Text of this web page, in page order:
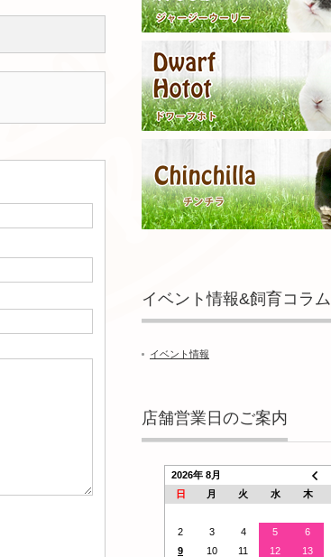
イベント情報&飼育コラム
イベント情報
店舗営業日のご案内
2026年 8月
日
月 火 水 木
2
3 4 5 6
9
10 11 12 13